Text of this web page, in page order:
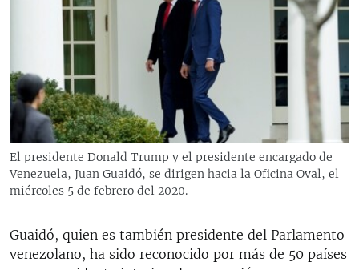
El presidente Donald Trump y el presidente encargado de
Venezuela, Juan Guaidó, se dirigen hacia la Oficina Oval, el
miércoles 5 de febrero del 2020.
Guaidó, quien es también presidente del Parlamento
venezolano, ha sido reconocido por más de 50 países